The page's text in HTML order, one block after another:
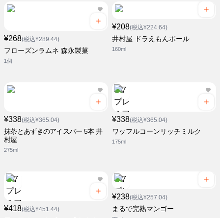
¥268(税込¥289.44)
フローズンラムネ 森永製菓
1個
¥208(税込¥224.64)
井村屋 ドラえもんボール
160ml
¥338(税込¥365.04)
抹茶とあずきのアイスバー 5本 井
村屋
275ml
¥338(税込¥365.04)
ワッフルコーンリッチミルク
175ml
¥418(税込¥451.44)
¥238(税込¥257.04)
まるで完熟マンゴー